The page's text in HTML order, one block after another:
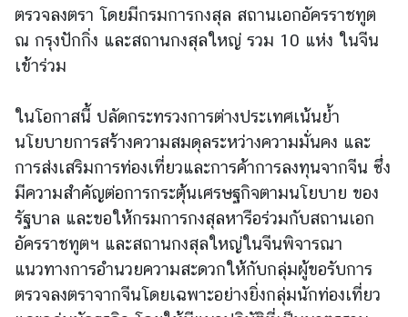
ข่
บ
ริ
า
ร
ป
ร
ตรวจลงตรา โดยมีกรมการกงสุล สถานเอกอัครราชทูต
ณ กรุงปักกิ่ง และสถานกงสุลใหญ่ รวม 10 แห่ง ในจีน
เข้าร่วม
ในโอกาสนี้ ปลัดกระทรวงการต่างประเทศเน้นย้ำ
นโยบายการสร้างความสมดุลระหว่างความมั่นคง และ
การส่งเสริมการท่องเที่ยวและการค้าการลงทุนจากจีน ซึ่ง
มีความสำคัญต่อการกระตุ้นเศรษฐกิจตามนโยบาย ของ
รัฐบาล และขอให้กรมการกงสุลหารือร่วมกับสถานเอก
อัครราชทูตฯ และสถานกงสุลใหญ่ในจีนพิจารณา
แนวทางการอำนวยความสะดวกให้กับกลุ่มผู้ขอรับการ
ตรวจลงตราจากจีนโดยเฉพาะอย่างยิ่งกลุ่มนักท่องเที่ยว